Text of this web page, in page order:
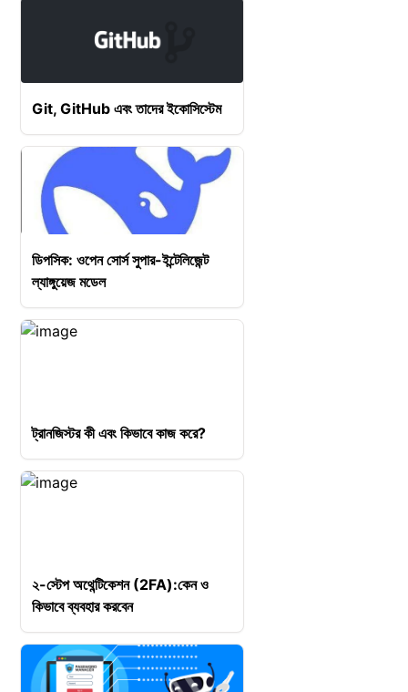
Git, GitHub এবং তাদের ইকোসিস্টেম
ডিপসিক: ওপেন সোর্স সুপার-ইন্টেলিজেন্ট
ল্যাঙ্গুয়েজ মডেল
ট্রানজিস্টর কী এবং কিভাবে কাজ করে?
২-স্টেপ অথেন্টিকেশন (2FA):কেন ও
কিভাবে ব্যবহার করবেন